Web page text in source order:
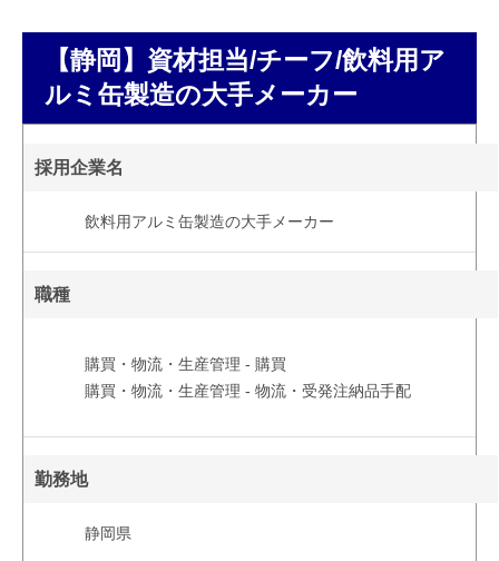
【静岡】資材担当/チーフ/飲料用ア
ルミ缶製造の大手メーカー
採用企業名
飲料用アルミ缶製造の大手メーカー
職種
購買・物流・生産管理 - 購買
購買・物流・生産管理 - 物流・受発注納品手配
勤務地
静岡県